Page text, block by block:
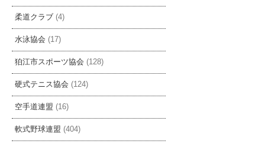
柔道クラブ (4)
水泳協会 (17)
狛江市スポーツ協会 (128)
硬式テニス協会 (124)
空手道連盟 (16)
軟式野球連盟 (404)